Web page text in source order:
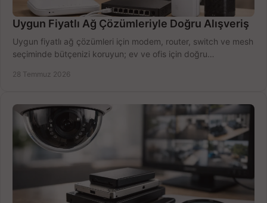
Uygun Fiyatlı Ağ Çözümleriyle Doğru Alışveriş
Uygun fiyatlı ağ çözümleri için modem, router, switch ve mesh
seçiminde bütçenizi koruyun; ev ve ofis için doğru
28 Temmuz 2026